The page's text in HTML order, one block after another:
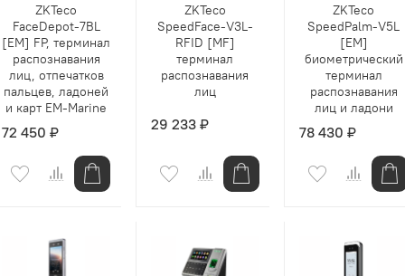
ZKTeco
FaceDepot-7BL
[EM] FP, терминал
распознавания
лиц, отпечатков
пальцев, ладоней
и карт EM-Marine
72 450 ₽
ZKTeco
SpeedFace-V3L-
RFID [MF]
терминал
распознавания
лиц
29 233 ₽
ZKTeco
SpeedPalm-V5L
[EM]
биометрический
терминал
распознавания
лиц и ладони
78 430 ₽